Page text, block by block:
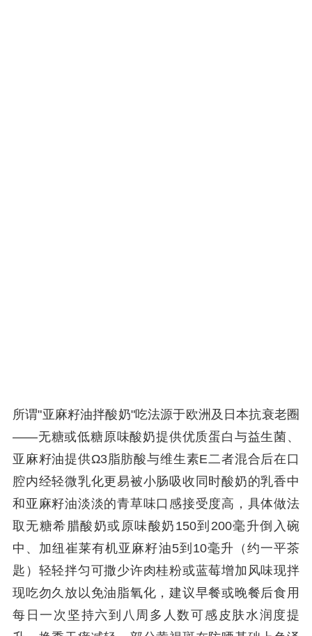
所谓"亚麻籽油拌酸奶"吃法源于欧洲及日本抗衰老圈
——无糖或低糖原味酸奶提供优质蛋白与益生菌、
亚麻籽油提供Ω3脂肪酸与维生素E二者混合后在口
腔内经轻微乳化更易被小肠吸收同时酸奶的乳香中
和亚麻籽油淡淡的青草味口感接受度高，具体做法
取无糖希腊酸奶或原味酸奶150到200毫升倒入碗
中、加纽崔莱有机亚麻籽油5到10毫升（约一平茶
匙）轻轻拌匀可撒少许肉桂粉或蓝莓增加风味现拌
现吃勿久放以免油脂氧化，建议早餐或晚餐后食用
每日一次坚持六到八周多人数可感皮肤水润度提